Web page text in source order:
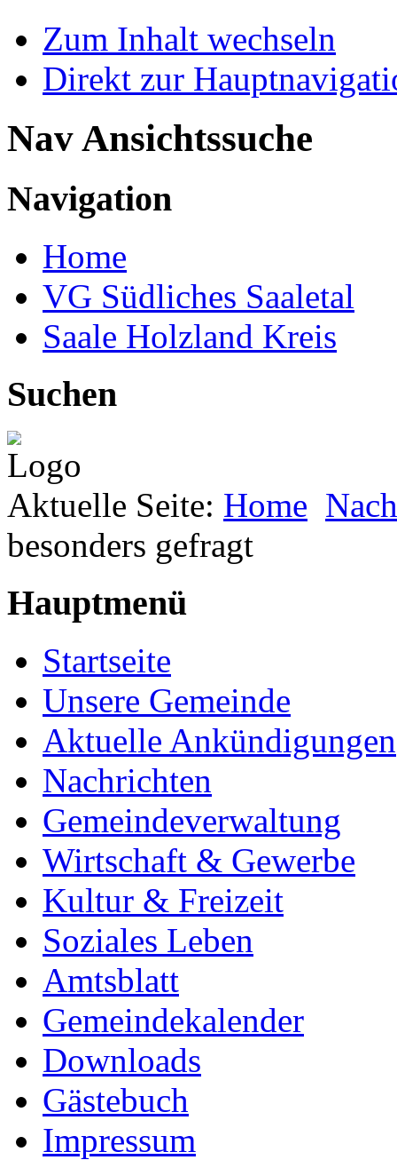
Zum Inhalt wechseln
Direkt zur
Nav Ansichtssuche
Navigation
Home
VG Südliches Saaletal
Saale Holzland Kreis
Suchen
Aktuelle Seite: Home
besonders gefragt
Hauptmenü
Startseite
Unsere Gemeinde
Aktuelle Ankündigungen
Nachrichten
Gemeindeverwaltung
Wirtschaft & Gewerbe
Kultur & Freizeit
Soziales Leben
Amtsblatt
Gemeindekalender
Downloads
Gästebuch
Impressum